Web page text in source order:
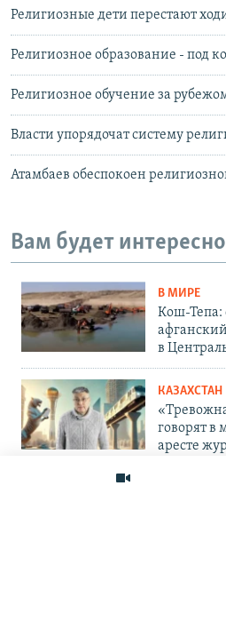
Религиозные дети перестают
Религиозное образование - под
Религиозное обучение за
Власти упорядочат систему
Атамбаев обеспокоен
Вам будет интересно
В МИРЕ
Кош-Тепа:
в
КАЗАХСТАН
говорят в
аресте